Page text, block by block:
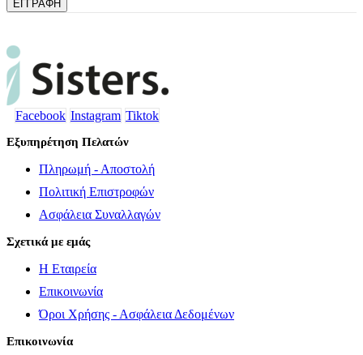
ΕΓΓΡΑΦΗ
Facebook Instagram Tiktok
Εξυπηρέτηση Πελατών
Πληρωμή - Αποστολή
Πολιτική Επιστροφών
Ασφάλεια Συναλλαγών
Σχετικά με εμάς
Η Εταιρεία
Επικοινωνία
Όροι Χρήσης - Ασφάλεια Δεδομένων
Επικοινωνία